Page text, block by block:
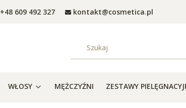
+48 609 492 327 kontakt@cosmetica.pl
WŁOSY MĘŻCZYŹNI ZESTAWY